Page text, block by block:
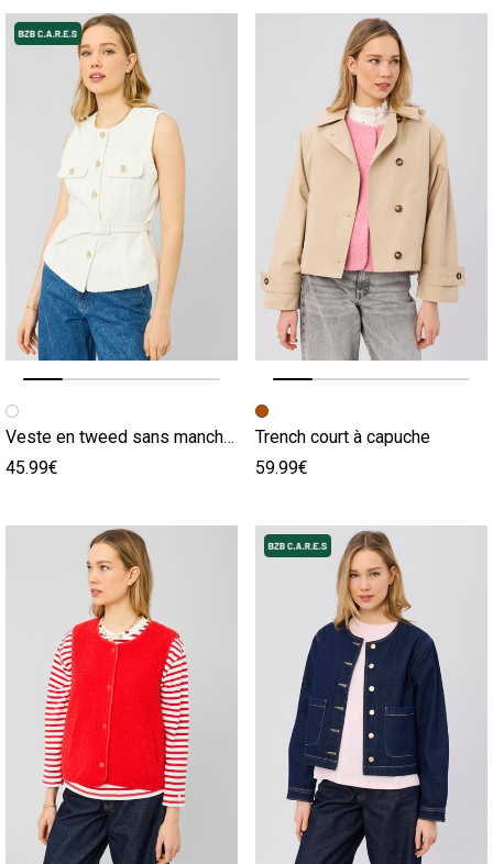
Image précédente
Image suivante
Veste en tweed sans manches
45.99€
Image précédente
Image suivante
Trench court à capuche
59.99€